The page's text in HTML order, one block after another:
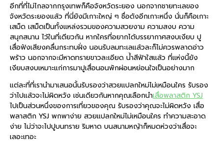
อีกที่ที่ไม่ไกลจากกรุงเทพก็คือจังหวัดระยอง นอกจากชายทะเลของ
จังหวัดระยองแล้ว ที่นี่ยังมีเกาะใหญ่ ๆ ชื่อดังอีกเกาะหนึ่ง นั่นก็คือเกาะ
เสม็ด เสม็ดเป็นทั้งแหล่งรวมของความสวยงาม ความสงบ ความ
สนุกสนาน ไว้ในที่เดียวกัน หากใครที่อยากได้บรรยากาศสงบเงียบ ปู
เสื่อฟังเสียงคลื่นกระทบฝั่ง นอนรับลมทะเลแล้วละก็ไม่ควรพลาดอ่าว
พร้าว นอกจากจะมีหาดทรายขาวละเอียด น้ำสีฟ้าใสแล้ว ที่แห่งนี้ยัง
เงียบสงบเหมาะแก่การมาปูเสื่อนอนพักผ่อนหย่อนใจเป็นอย่างมาก
แต่ละที่ที่เรานำมาเสนอนั้นรับรองว่าสวยแปลกใหม่ไม่เหมือนใคร รับรอง
ว่าไปแล้วจะไม่ผิดหวัง เช่นเดียวกันหากคุณเลือกนำเสื่อพลาสติก YSJ
ไปเป็นส่วนหนึ่งของการเที่ยวของคุณ รับรองว่าคุณจะไม่ผิดหวัง เสื่อ
พลาสติก YSJ พกพาง่าย สวยแปลกใหม่ไม่เหมือนใคร ทำความสะอาด
ง่าย ไม่ว่าจะไปปูบนทราย ริมหาด บนสนามหญ้าก็หมดห่วงว่าเสื่อจะ
เลอะเทอะ